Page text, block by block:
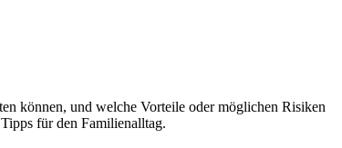
können, und welche Vorteile oder möglichen Risiken
für den Familienalltag.